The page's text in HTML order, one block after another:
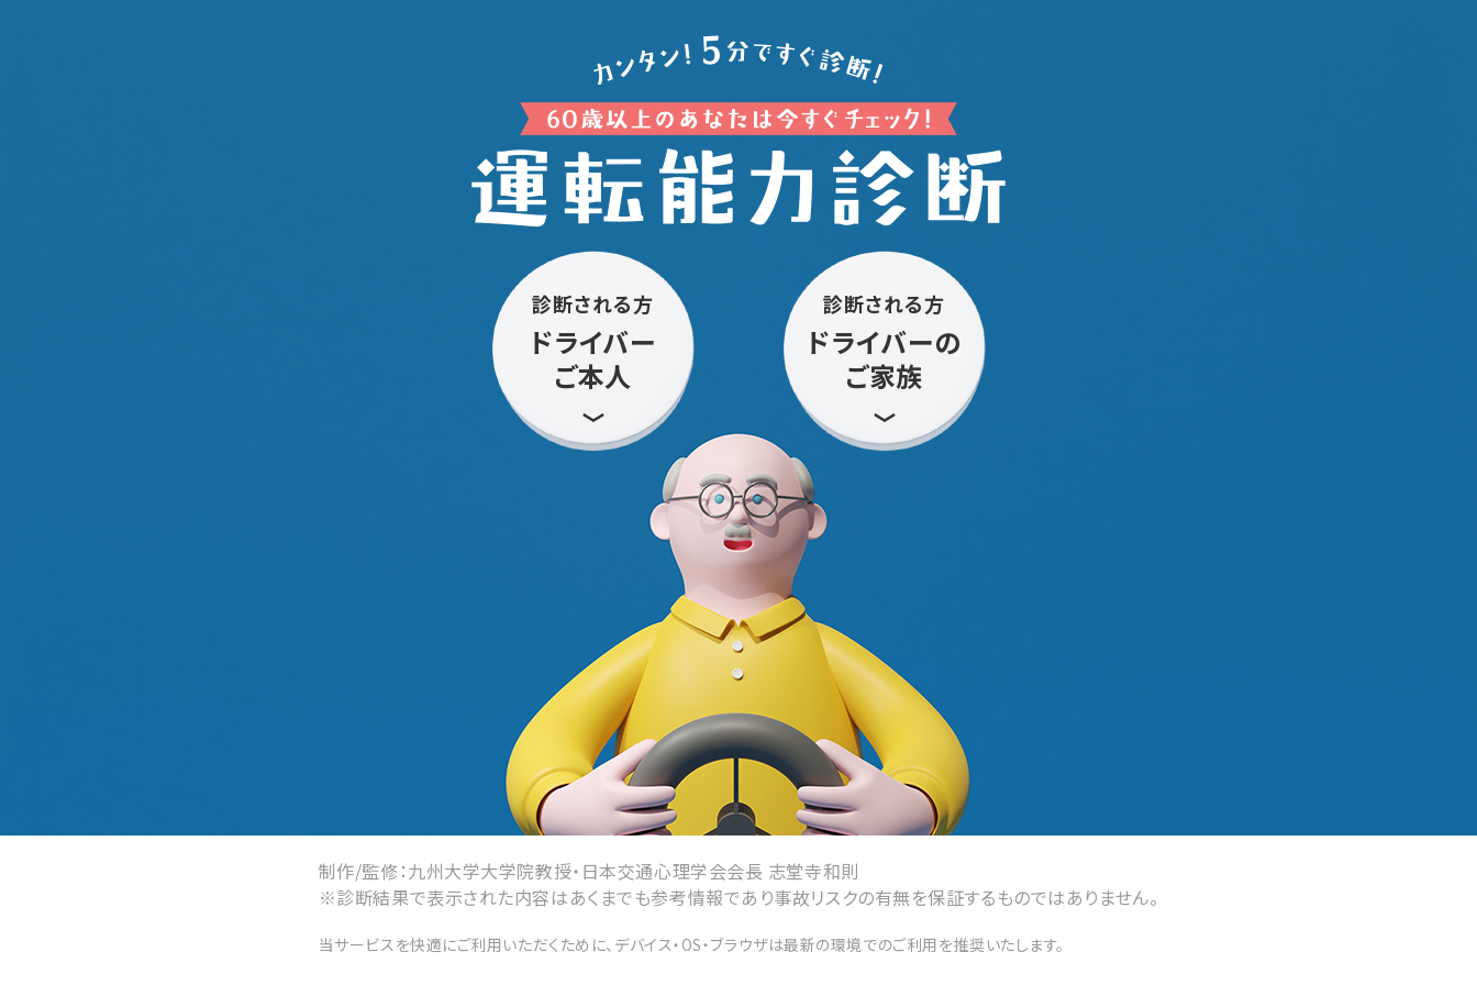
診断される方
ドライバー
ご本人
診断される方
ドライバーの
ご家族
制作/監修：九州大学大学院教授・日本交通心理学会会長 志堂寺和則
※診断結果で表示された内容はあくまでも参考情報であり事故リスクの有無を保証するものではありません。
当サービスを快適にご利用いただくために、デバイス・OS・ブラウザは最新の環境でのご利用を推奨いたします。